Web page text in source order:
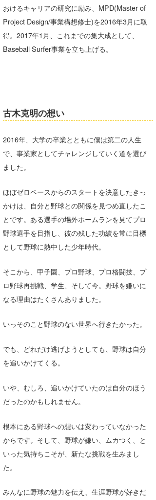
おけるキャリアの研究に励み、MPD(Master of
Project Design/事業構想修士)を2016年3月に取
得。2017年1月、これまでの集大成として、
Baseball Surfer事業を立ち上げる。
古木克明の想い
2016年、大学の卒業とともに僕は第二の人生
で、事業家としてチャレンジしていく道を選び
ました。
ほぼゼロベースからのスタートを決意したきっ
かけは、自分と野球との関係を見つめ直したこ
とです。ある選手の場外ホームランを見てプロ
野球選手を目指し、彼の残した功績を常に目標
として野球に熱中した少年時代。
そこから、甲子園、プロ野球、プロ格闘技、プ
ロ野球再挑戦、学生、そして今。野球を嫌いに
なる理由はたくさんありました。
いっそのこと野球のない世界へ行きたかった。
でも、どれだけ逃げようとしても、野球は自分
を追いかけてくる。
いや、むしろ、追いかけていたのは自分のほう
だったのかもしれません。
根本にある野球への想いは変わっていなかった
からです。そして、野球が嫌い、ムカつく、と
いった気持ちこそが、新たな挑戦を生みまし
た。
みんなに野球の魅力を伝え、生涯野球が好きだ